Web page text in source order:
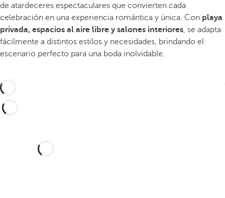
de atardeceres espectaculares que convierten cada
celebración en una experiencia romántica y única. Con playa
privada, espacios al aire libre y salones interiores , se adapta
fácilmente a distintos estilos y necesidades, brindando el
escenario perfecto para una boda inolvidable.
¿Te gustaría celebrar tu boda
en este hotel de ensueño?